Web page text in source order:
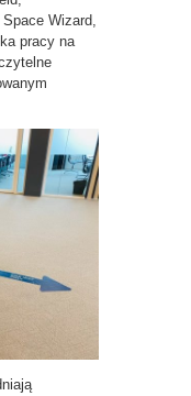
Wizard,
pracy na